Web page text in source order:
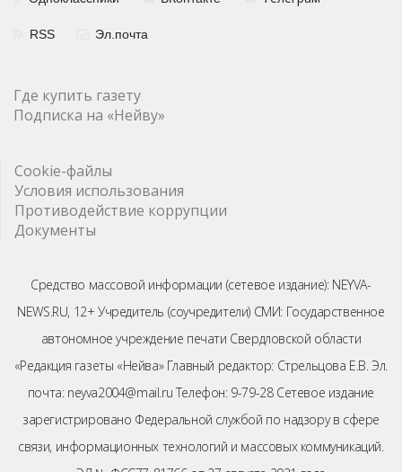
RSS Эл.почта
Где купить газету
Подписка на «Нейву»
Cookie-файлы
Условия использования
Противодействие коррупции
Документы
Средство массовой информации (сетевое издание): NEYVA-
NEWS.RU, 12+ Учредитель (соучредители) СМИ: Государственное
автономное учреждение печати Свердловской области
«Редакция газеты «Нейва» Главный редактор: Стрельцова Е.В. Эл.
почта: neyva2004@mail.ru Телефон: 9-79-28 Сетевое издание
зарегистрировано Федеральной службой по надзору в сфере
связи, информационных технологий и массовых коммуникаций.